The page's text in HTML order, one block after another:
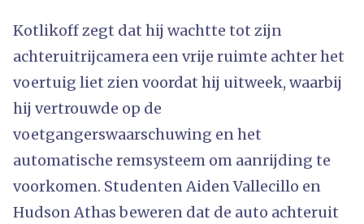
Kotlikoff zegt dat hij wachtte tot zijn
achteruitrijcamera een vrije ruimte achter het
voertuig liet zien voordat hij uitweek, waarbij
hij vertrouwde op de
voetgangerswaarschuwing en het
automatische remsysteem om aanrijding te
voorkomen. Studenten Aiden Vallecillo en
Hudson Athas beweren dat de auto achteruit